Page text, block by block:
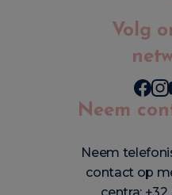
Volg
Neem
Neem
contact op